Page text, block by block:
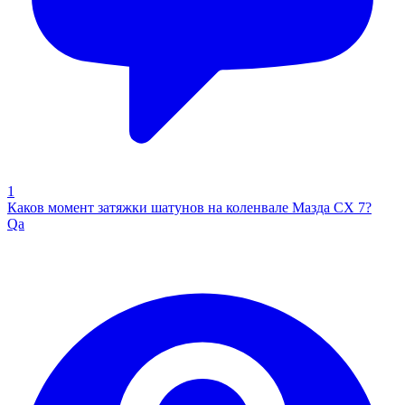
1
Каков момент затяжки шатунов на коленвале Мазда СХ 7?
Qa